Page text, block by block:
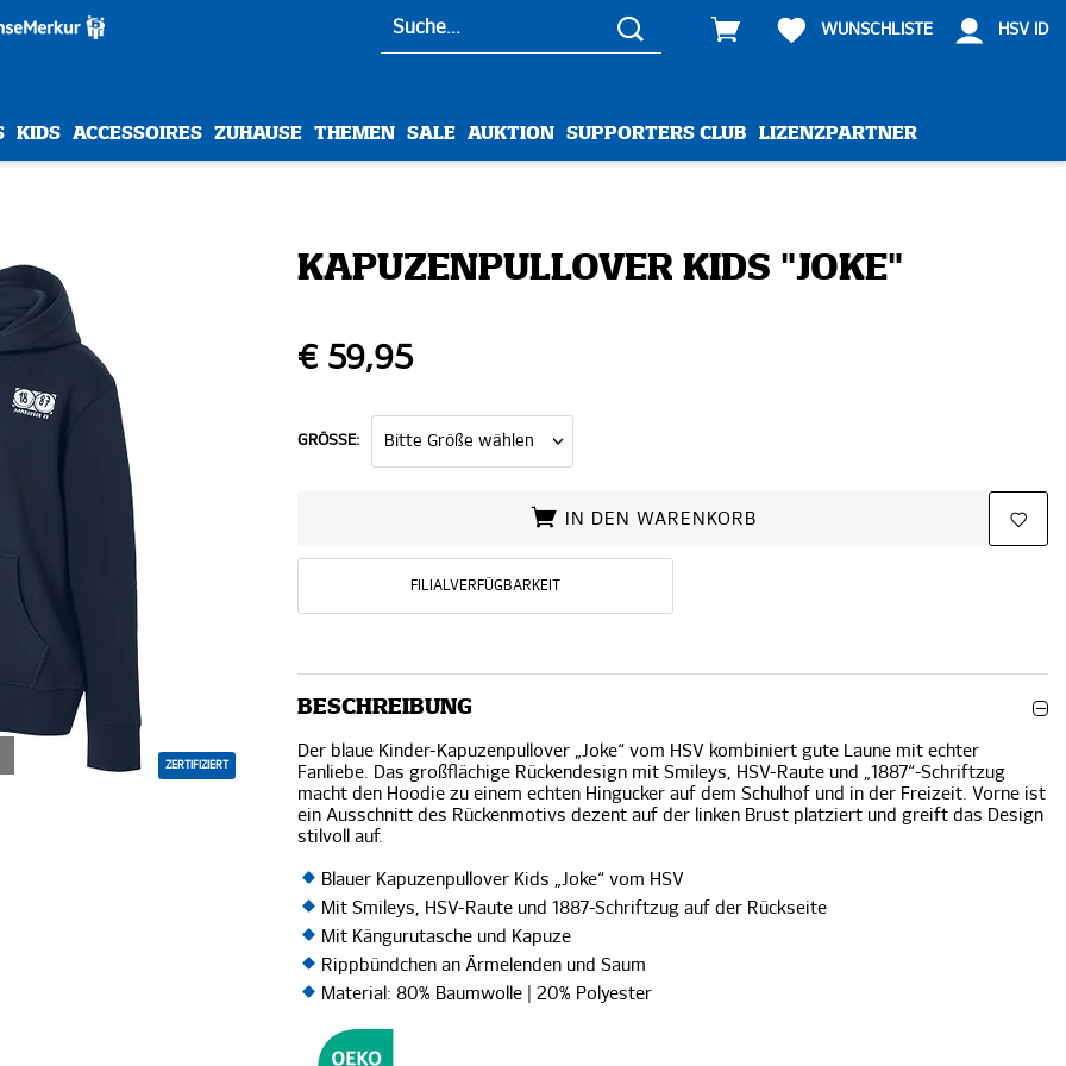
WUNSCHLISTE HSV ID
KIDS ACCESSOIRES ZUHAUSE THEMEN SALE AUKTION SUPPORTERS CLUB LIZENZPARTNER
ZERTIFIZIERT
KAPUZENPULLOVER KIDS "JOKE"
€ 59,95
GRÖSSE:
IN DEN WARENKORB
FILIALVERFÜGBARKEIT
BESCHREIBUNG
Der blaue Kinder-Kapuzenpullover „Joke“ vom HSV kombiniert gute Laune mit echter
Fanliebe. Das großflächige Rückendesign mit Smileys, HSV-Raute und „1887“-Schriftzug
macht den Hoodie zu einem echten Hingucker auf dem Schulhof und in der Freizeit. Vorne ist
ein Ausschnitt des Rückenmotivs dezent auf der linken Brust platziert und greift das Design
stilvoll auf.
Blauer Kapuzenpullover Kids „Joke“ vom HSV
Mit Smileys, HSV-Raute und 1887-Schriftzug auf der Rückseite
Mit Kängurutasche und Kapuze
Rippbündchen an Ärmelenden und Saum
Material: 80% Baumwolle | 20% Polyester